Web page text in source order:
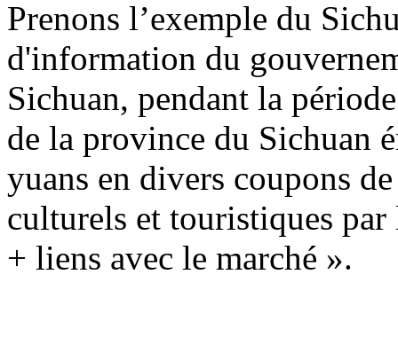
Prenons l’exemple du
d'information du
Sichuan, pendant la
de la province du Sichuan
yuans en divers coupons
culturels et touristiques
+ liens avec le marché ».